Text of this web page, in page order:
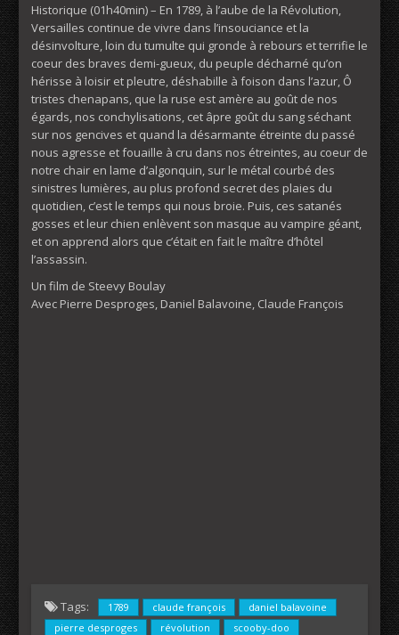
Historique (01h40min) – En 1789, à l’aube de la Révolution,
Versailles continue de vivre dans l’insouciance et la
désinvolture, loin du tumulte qui gronde à rebours et terrifie le
coeur des braves demi-gueux, du peuple décharné qu’on
hérisse à loisir et pleutre, déshabille à foison dans l’azur, Ô
tristes chenapans, que la ruse est amère au goût de nos
égards, nos conchylisations, cet âpre goût du sang séchant
sur nos gencives et quand la désarmante étreinte du passé
nous agresse et fouaille à cru dans nos étreintes, au coeur de
notre chair en lame d’algonquin, sur le métal courbé des
sinistres lumières, au plus profond secret des plaies du
quotidien, c’est le temps qui nous broie. Puis, ces satanés
gosses et leur chien enlèvent son masque au vampire géant,
et on apprend alors que c’était en fait le maître d’hôtel
l’assassin.
Un film de Steevy Boulay
Avec Pierre Desproges, Daniel Balavoine, Claude François
Tags: 1789 claude françois
daniel balavoine
pierre desproges
révolution scooby-doo